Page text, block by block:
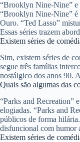
“Brooklyn Nine-Nine” e
“Brooklyn Nine-Nine” é
Ouro. “Ted Lasso”
Essas séries trazem
Existem séries de
Sim, existem séries de
segue três famílias
nostálgico dos anos 90.
Quais são algumas das
“Parks and Recreation”
elogiadas. “Parks and
públicos de forma
disfuncional com humor
Existem séries de